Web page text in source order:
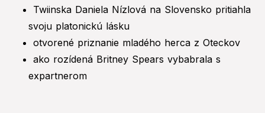
Twiinska Daniela Nízlová na Slovensko pritiahla
svoju platonickú lásku
otvorené priznanie mladého herca z Oteckov
ako rozídená Britney Spears vybabrala s
expartnerom